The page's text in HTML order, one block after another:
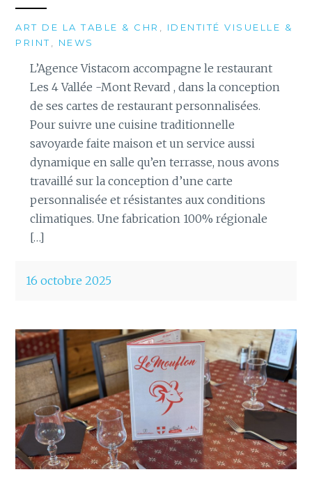
ART DE LA TABLE & CHR , IDENTITÉ VISUELLE &
PRINT, NEWS
L’Agence Vistacom accompagne le restaurant
Les 4 Vallée -Mont Revard , dans la conception
de ses cartes de restaurant personnalisées.
Pour suivre une cuisine traditionnelle
savoyarde faite maison et un service aussi
dynamique en salle qu’en terrasse, nous avons
travaillé sur la conception d’une carte
personnalisée et résistantes aux conditions
climatiques. Une fabrication 100% régionale
[…]
16 octobre 2025